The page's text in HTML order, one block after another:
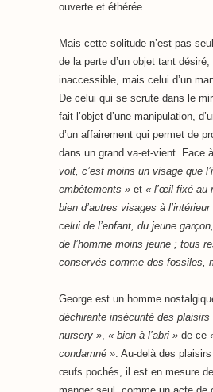
ouverte et éthérée.
Mais cette solitude n’est pas
de la perte d’un objet tant désiré,
inaccessible, mais celui d’un
De celui qui se scrute dans le
fait l’objet d’une manipulation,
d’un affairement qui permet de
dans un grand va-et-vient. Face
voit, c’est moins un visage que
embêtements » et « l’œil fixé au
bien d’autres visages à
celui de l’enfant, du jeune
de l’homme moins jeune ; tous
conservés comme des fossiles,
George est un homme
déchirante insécurité des
nursery », « bien à l’abri » de ce
condamné ». Au-delà des
œufs pochés, il est en mesure